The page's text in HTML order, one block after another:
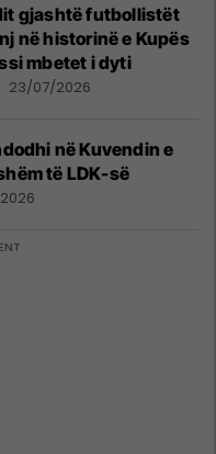
gjashtë futbollistët
në historinë e Kupës
mbetet i dyti
23/07/2026
në Kuvendin e
të LDK-së